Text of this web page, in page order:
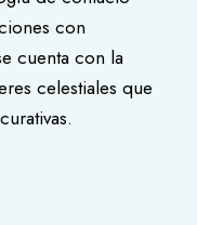
con
cuenta con la
celestiales que